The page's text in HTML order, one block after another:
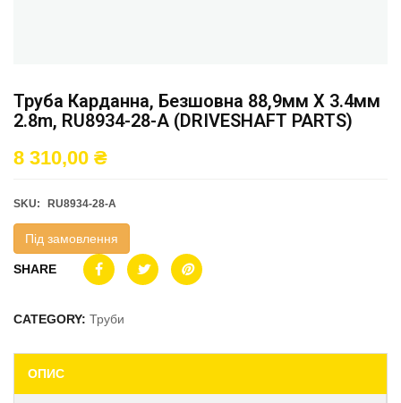
Труба Карданна, Безшовна 88,9мм X 3.4мм
2.8m, RU8934-28-A (DRIVESHAFT PARTS)
8 310,00 ₴
SKU: RU8934-28-A
Під замовлення
SHARE
CATEGORY: Труби
ОПИС